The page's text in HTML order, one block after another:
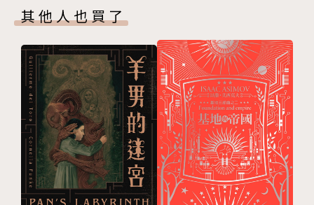
列夫‧托爾斯泰 (Лев Николаевич Толстой, 1828
-1910)
俄羅斯文學泰斗，生於俄國貴族世家，父母親都是有名
望的大貴族。十歲前父母雙亡，而家道豐厚，由姑媽撫
養成人。十六歲進入喀山大學東方語系，反沙皇，一年
後轉法律系。十九歲退學回家，在自己的土地上嘗試改
11
13
16
17
20
其他人也買了